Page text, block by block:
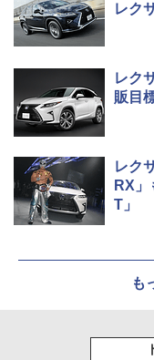
レク
レク
販目
レク
RX
T」
も